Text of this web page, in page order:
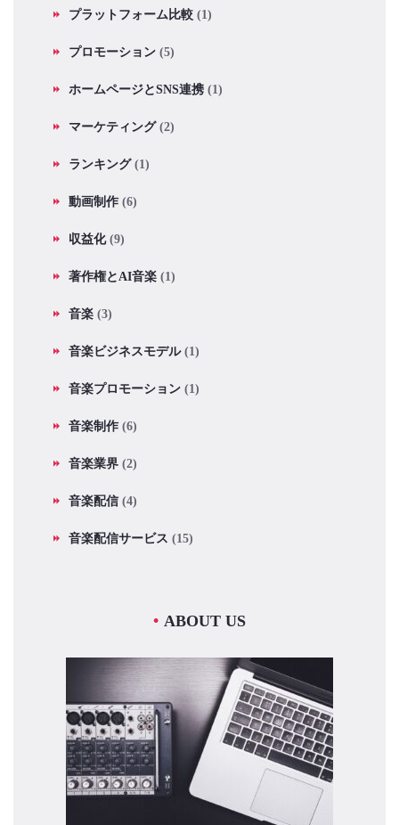
プラットフォーム比較 (1)
プロモーション (5)
ホームページとSNS連携 (1)
マーケティング(2)
ランキング(1)
動画制作 (6)
収益化(9)
著作権とAI音楽 (1)
音楽 (3)
音楽ビジネスモデル(1)
音楽プロモーション (1)
音楽制作 (6)
音楽業界 (2)
音楽配信 (4)
音楽配信サービス (15)
ABOUT US